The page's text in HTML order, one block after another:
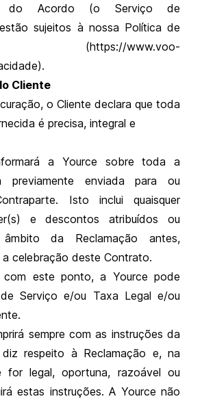
do Acordo (o Serviço de
sujeitos à nossa Política de
(https://www.voo-
.
Cliente
o Cliente declara que toda
é precisa, integral e
a Yource sobre toda a
previamente enviada para ou
Isto inclui quaisquer
e descontos atribuídos ou
da Reclamação antes,
celebração deste Contrato.
com este ponto, a Yource pode
Serviço e/ou Taxa Legal e/ou
sempre com as instruções da
respeito à Reclamação e, na
for legal, oportuna, razoável ou
estas instruções. A Yource não